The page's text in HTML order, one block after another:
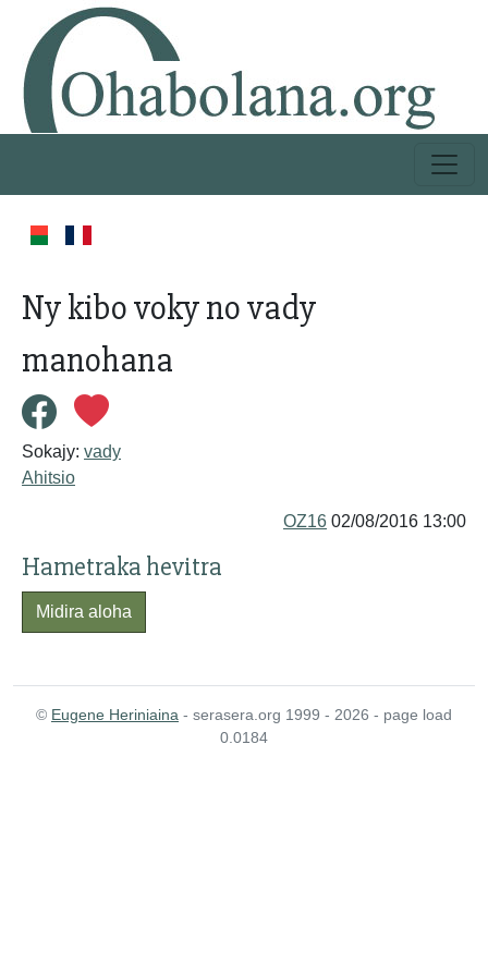
Ny kibo voky no vady
manohana
Sokajy: vady
Ahitsio
OZ16 02/08/2016 13:00
Hametraka hevitra
Midira aloha
© Eugene Heriniaina - serasera.org 1999 - 2026 - page load
0.0184